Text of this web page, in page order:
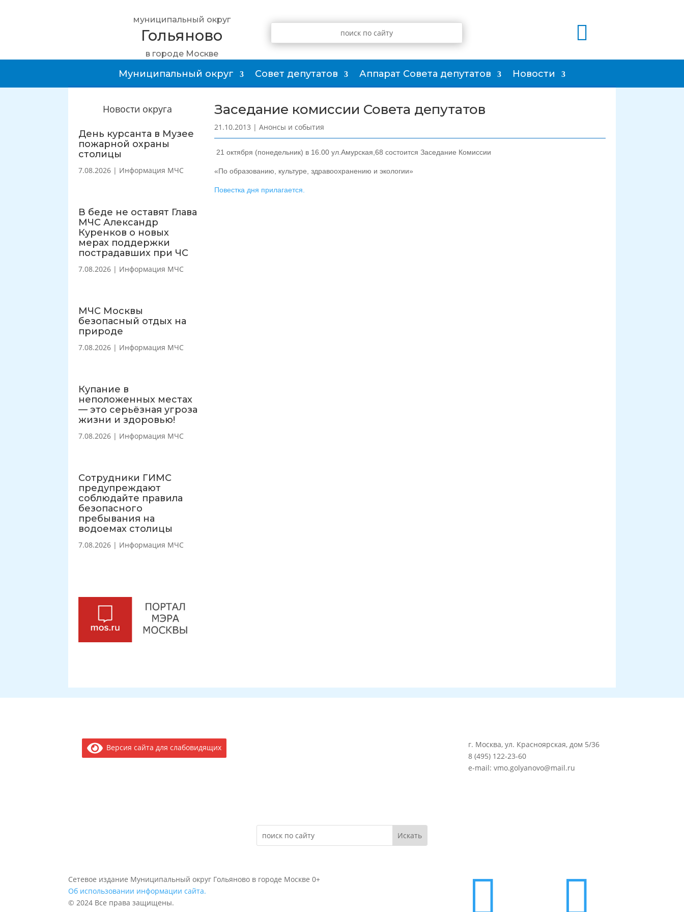
муниципальный округ
Гольяново
в городе Москве

Муниципальный округ Совет депутатов Аппарат Совета депутатов Новости
Новости округа
День курсанта в Музее
пожарной охраны
столицы
7.08.2026 | Информация МЧС
В беде не оставят Глава
МЧС Александр
Куренков о новых
мерах поддержки
пострадавших при ЧС
7.08.2026 | Информация МЧС
МЧС Москвы
безопасный отдых на
природе
7.08.2026 | Информация МЧС
Купание в
неположенных местах
— это серьёзная угроза
жизни и здоровью!
7.08.2026 | Информация МЧС
Сотрудники ГИМС
предупреждают
соблюдайте правила
безопасного
пребывания на
водоемах столицы
7.08.2026 | Информация МЧС
Заседание комиссии Совета депутатов
21.10.2013 | Анонсы и события
21 октября (понедельник) в 16.00 ул.Амурская,68 состоится Заседание Комиссии
«По образованию, культуре, здравоохранению и экологии»
Повестка дня прилагается.
Версия сайта для слабовидящих
г. Москва, ул. Красноярская, дом 5/36
8 (495) 122-23-60
e-mail: vmo.golyanovo@mail.ru
Сетевое издание Муниципальный округ Гольяново в городе Москве 0+
Об использовании информации сайта.
© 2024 Все права защищены.
 